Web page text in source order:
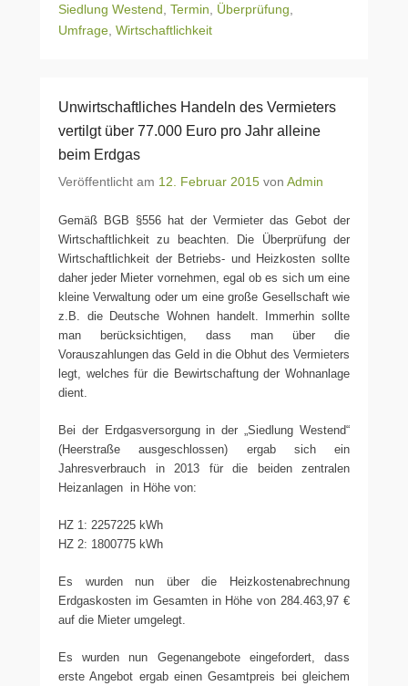
Siedlung Westend Termin Überprüfung
Umfrage Wirtschaftlichkeit
Unwirtschaftliches Handeln des Vermieters
vertilgt über 77.000 Euro pro Jahr alleine
beim Erdgas
Veröffentlicht am 12. Februar 2015 von Admin
Gemäß BGB §556 hat der Vermieter das Gebot der
Wirtschaftlichkeit zu beachten. Die Überprüfung der
Wirtschaftlichkeit der Betriebs- und Heizkosten sollte
daher jeder Mieter vornehmen, egal ob es sich um eine
kleine Verwaltung oder um eine große Gesellschaft wie
z.B. die Deutsche Wohnen handelt. Immerhin sollte
man berücksichtigen, dass man über die
Vorauszahlungen das Geld in die Obhut des Vermieters
legt, welches für die Bewirtschaftung der Wohnanlage
dient.
Bei der Erdgasversorgung in der „Siedlung Westend“
(Heerstraße ausgeschlossen) ergab sich ein
Jahresverbrauch in 2013 für die beiden zentralen
Heizanlagen in Höhe von:
HZ 1: 2257225 kWh
HZ 2: 1800775 kWh
Es wurden nun über die Heizkostenabrechnung
Erdgaskosten im Gesamten in Höhe von 284.463,97 €
auf die Mieter umgelegt.
Es wurden nun Gegenangebote eingefordert, dass
erste Angebot ergab einen Gesamtpreis bei gleichem